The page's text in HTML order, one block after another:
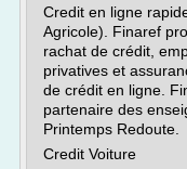
Credit en ligne
Agricole). Finaref
rachat de crédit,
privatives et
de crédit en ligne.
partenaire des
Printemps Redoute.
Credit Voiture